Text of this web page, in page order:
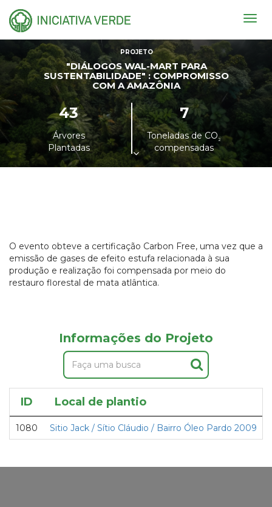
PROJETO
"DIÁLOGOS WAL-MART PARA
SUSTENTABILIDADE" : COMPROMISSO
COM A AMAZÔNIA
43
Árvores
Plantadas
7
Toneladas de CO²
compensadas
O evento obteve a certificação Carbon Free, uma vez que a
emissão de gases de efeito estufa relacionada à sua
produção e realização foi compensada por meio do
restauro florestal de mata atlântica.
Informações do Projeto
ID Local de plantio
1080 Sitio Jack / Sítio Cláudio / Bairro Óleo Pardo 2009